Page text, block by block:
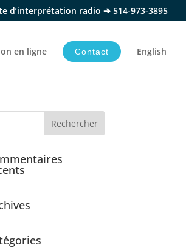
d’interprétation radio ➔ 514-973-3895
en ligne Contact English